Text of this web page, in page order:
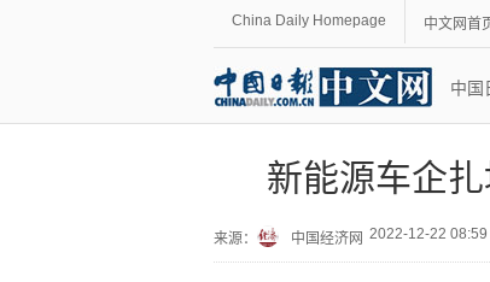
China Daily Homepage 中文网首
中国
新能源车企扎
来源： 中国经济网 2022-12-22